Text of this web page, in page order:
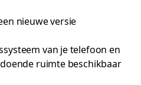
nieuwe versie
van je telefoon en
ruimte beschikbaar